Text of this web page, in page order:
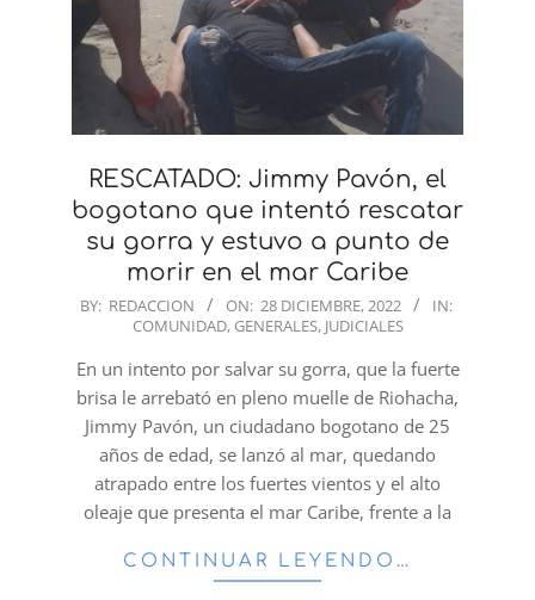
RESCATADO: Jimmy Pavón, el
bogotano que intentó rescatar
su gorra y estuvo a punto de
morir en el mar Caribe
2022-
28
BY: REDACCION ON: 28 DICIEMBRE, 2022
IN:
COMUNIDAD, GENERALES, JUDICIALES
En un intento por salvar su gorra, que la fuerte
brisa le arrebató en pleno muelle de Riohacha,
Jimmy Pavón, un ciudadano bogotano de 25
años de edad, se lanzó al mar, quedando
atrapado entre los fuertes vientos y el alto
oleaje que presenta el mar Caribe, frente a la
CONTINUAR LEYENDO…